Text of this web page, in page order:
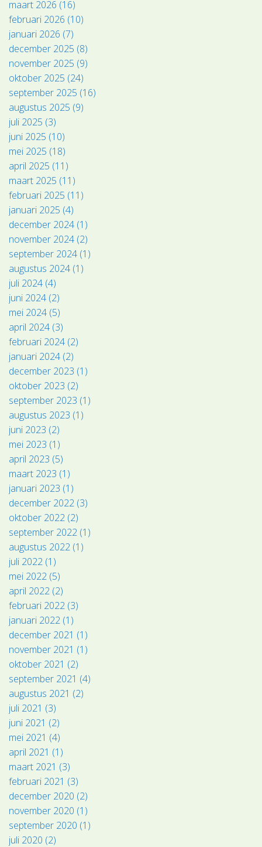
maart 2026 (16)
februari 2026 (10)
januari 2026 (7)
december 2025 (8)
november 2025 (9)
oktober 2025 (24)
september 2025 (16)
augustus 2025 (9)
juli 2025 (3)
juni 2025 (10)
mei 2025 (18)
april 2025 (11)
maart 2025 (11)
februari 2025 (11)
januari 2025 (4)
december 2024 (1)
november 2024 (2)
september 2024 (1)
augustus 2024 (1)
juli 2024 (4)
juni 2024 (2)
mei 2024 (5)
april 2024 (3)
februari 2024 (2)
januari 2024 (2)
december 2023 (1)
oktober 2023 (2)
september 2023 (1)
augustus 2023 (1)
juni 2023 (2)
mei 2023 (1)
april 2023 (5)
maart 2023 (1)
januari 2023 (1)
december 2022 (3)
oktober 2022 (2)
september 2022 (1)
augustus 2022 (1)
juli 2022 (1)
mei 2022 (5)
april 2022 (2)
februari 2022 (3)
januari 2022 (1)
december 2021 (1)
november 2021 (1)
oktober 2021 (2)
september 2021 (4)
augustus 2021 (2)
juli 2021 (3)
juni 2021 (2)
mei 2021 (4)
april 2021 (1)
maart 2021 (3)
februari 2021 (3)
december 2020 (2)
november 2020 (1)
september 2020 (1)
juli 2020 (2)